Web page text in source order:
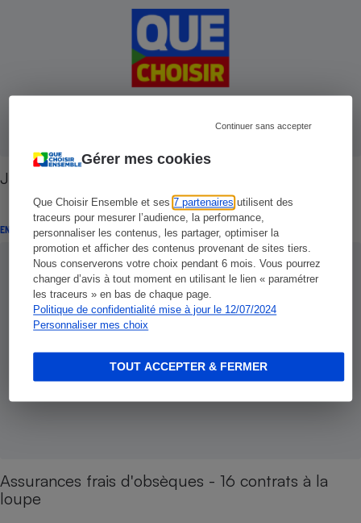
Gérer mes cookies
Que Choisir Ensemble et ses7 partenaires utilisent des
traceurs pour mesurer l’audience, la performance,
personnaliser les contenus, les partager, optimiser la
promotion et afficher des contenus provenant de sites tiers.
Nous conserverons votre choix pendant 6 mois. Vous pourrez
changer d’avis à tout moment en utilisant le lien « paramétrer
les traceurs » en bas de chaque page.
Politique de confidentialité mise à jour le 12/07/2024
Personnaliser mes choix
Continuer sans accepter
TOUT ACCEPTER & FERMER
Justice - Les voies de l'indemnisation
ENQUÊTE
Assurances frais d'obsèques - 16 contrats à la
loupe